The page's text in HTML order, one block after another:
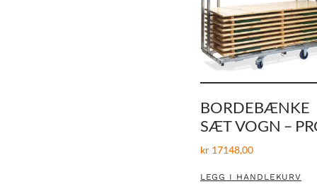
BORDEBÆNKE
SÆT VOGN –
kr17148,00
LEGG I HANDLEKURV